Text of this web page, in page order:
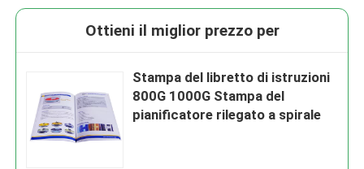
Ottieni il miglior prezzo per
Stampa del libretto di istruzioni
800G 1000G Stampa del
pianificatore rilegato a spirale